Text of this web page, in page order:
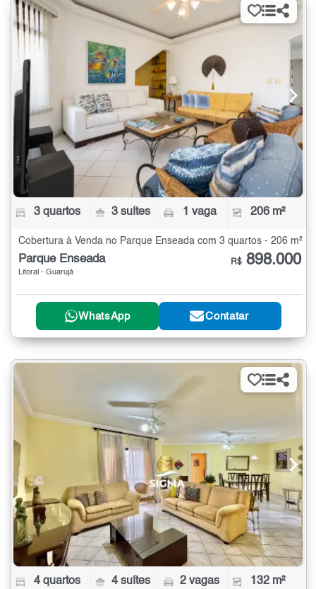
3 quartos 3 suítes 1 vaga 206 m²
Cobertura à Venda no Parque Enseada com 3 quartos - 206 m²
Parque Enseada
Litoral - Guarujá
R$ 898.000
WhatsApp Contatar
4 quartos 4 suítes 2 vagas 132 m²